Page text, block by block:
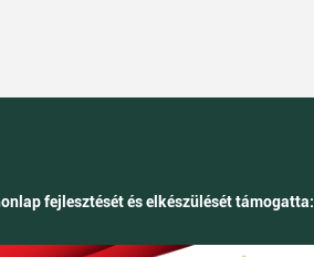
fejlesztését és elkészülését támogatta: